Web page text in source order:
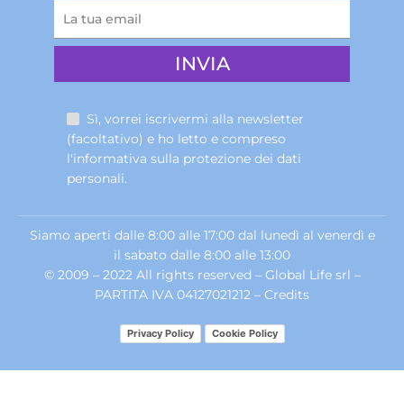
Sì, vorrei iscrivermi alla newsletter
(facoltativo) e ho letto e compreso
l'informativa sulla protezione dei dati
personali.
Siamo aperti dalle 8:00 alle 17:00 dal lunedì al venerdì e
il sabato dalle 8:00 alle 13:00
© 2009 – 2022 All rights reserved – Global Life srl –
PARTITA IVA 04127021212 – Credits
Privacy Policy Cookie Policy